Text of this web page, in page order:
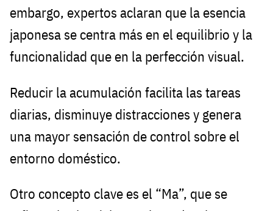
embargo, expertos aclaran que la esencia
japonesa se centra más en el equilibrio y la
funcionalidad que en la perfección visual.
Reducir la acumulación facilita las tareas
diarias, disminuye distracciones y genera
una mayor sensación de control sobre el
entorno doméstico.
Otro concepto clave es el “Ma”, que se